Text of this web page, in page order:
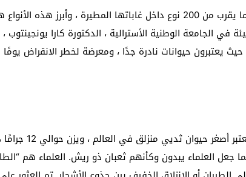
في الجامعة الوطنية الأسترالية ، الدكتورة كارا
يعتبرون حيوانات نادرة جدًا ، ومعرضة لخطر الانقراض
هو حيوان جرابي
العلماء يبدون وكأنهم ثعبان ذو ريش. العلماء هم